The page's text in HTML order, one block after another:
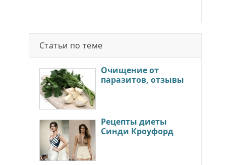
Статьи по теме
Очищение от
паразитов, отзывы
Рецепты диеты
Синди Кроуфорд